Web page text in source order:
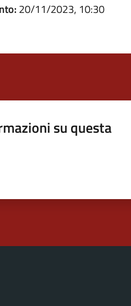
20/11/2023, 10:30
su questa